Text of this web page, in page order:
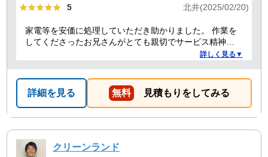
★★★★★
★★★★★ 5 北井(2025/02/20)
家電等を安価に処理していただき助かりました。 作業を
してくださったお兄さんがとても親切でサービス精神溢
詳しく見る▼
詳細を見る 無料 見積もりをしてみる
クリーンランド